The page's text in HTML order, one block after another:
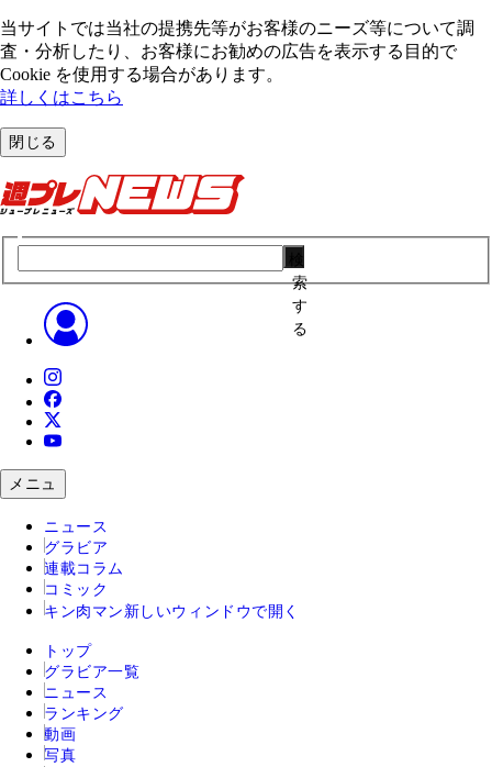
当サイトでは当社の提携先等がお客様のニーズ等について調
査・分析したり、お客様にお勧めの広告を表⽰する⽬的で
Cookie を使⽤する場合があります。
詳しくはこちら
閉じる
索
す
る
メニュ
ニュース
グラビア
連載コラム
コミック
キン肉マン 新しいウィンドウで開く
トップ
グラビア一覧
ニュース
ランキング
動画
写真